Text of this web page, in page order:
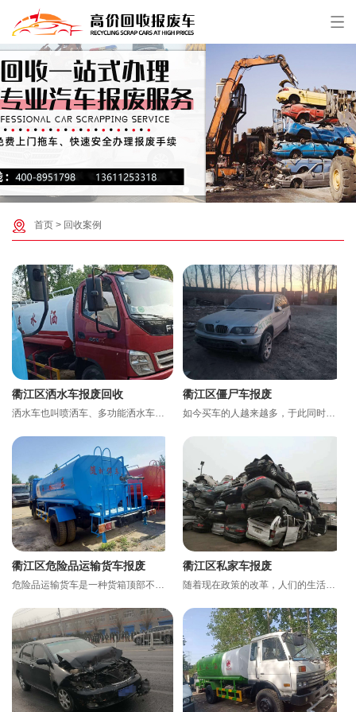
首页 > 回收案例
衢江区洒水车报废回收
洒水车也叫喷洒车、多功能洒水车、园林绿化洒水车、水罐车、运水车。 洒水车适合于各种路面冲洗，树木、绿化...
衢江区僵尸车报废
如今买车的人越来越多，于此同时，我们也经常看到路边，停车场以及草丛堆里停着不少僵尸车。要不是车主去了...
衢江区危险品运输货车报废
危险品运输货车是一种货箱顶部不封闭，排气管前置并装有防火花装置，运送石油化工品、炸药、鞭炮等危险品的...
衢江区私家车报废
随着现在政策的改革，人们的生活也是越来越好，很多人都购买了自己的小轿车。据统计我国私家车已突破2亿辆，...